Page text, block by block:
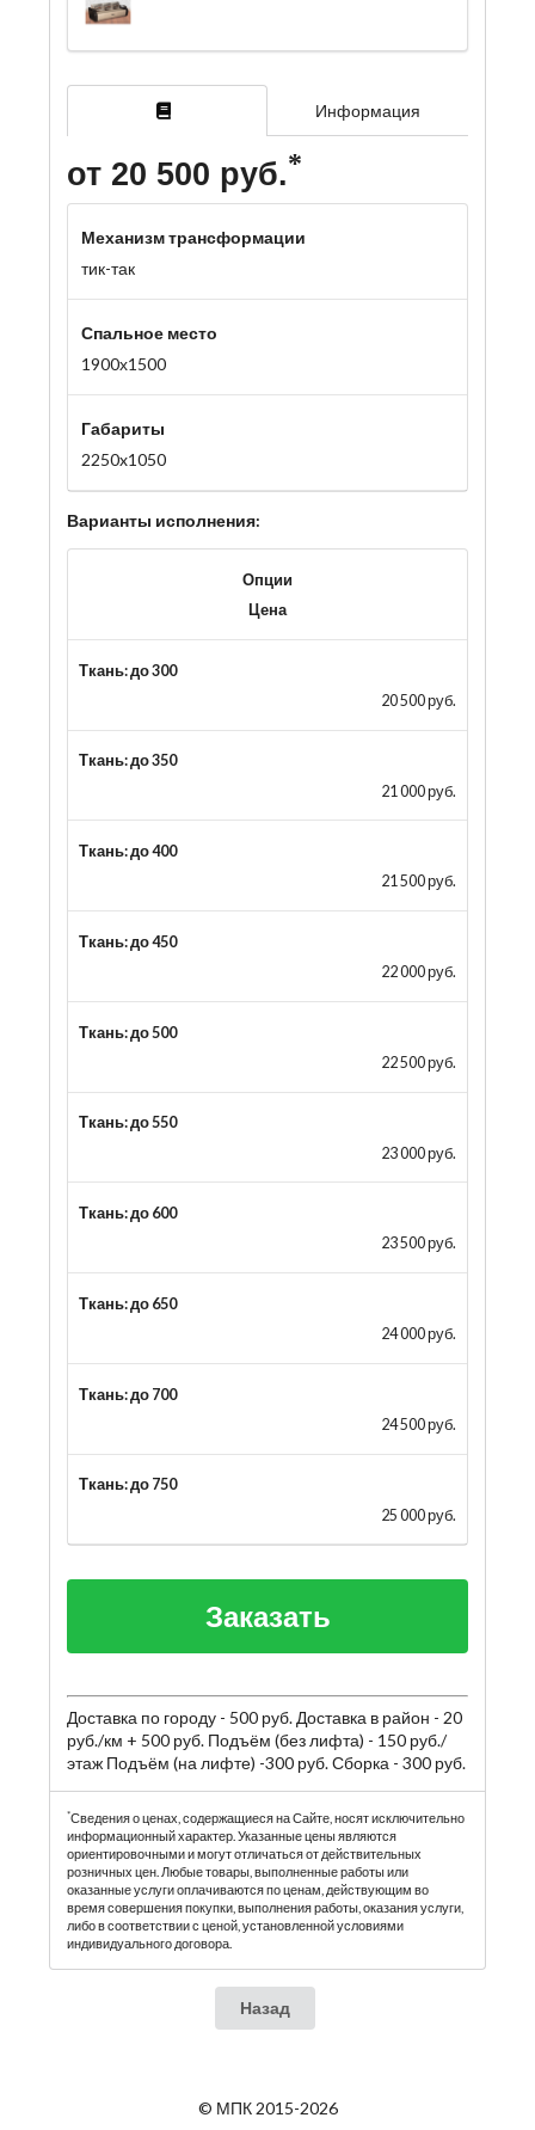
Информация
от 20 500 руб.
Механизм трансформации
тик-так
Спальное место
1900х1500
Габариты
2250x1050
Варианты исполнения:
Опции
Цена
Ткань: до 300
20 500 руб.
Ткань: до 350
21 000 руб.
Ткань: до 400
21 500 руб.
Ткань: до 450
22 000 руб.
Ткань: до 500
22 500 руб.
Ткань: до 550
23 000 руб.
Ткань: до 600
23 500 руб.
Ткань: до 650
24 000 руб.
Ткань: до 700
24 500 руб.
Ткань: до 750
25 000 руб.
Заказать
Доставка по городу - 500 руб. Доставка в район - 20
руб./км + 500 руб. Подъём (без лифта) - 150 руб./
этаж Подъём (на лифте) -300 руб. Сборка - 300 руб.
*Сведения о ценах, содержащиеся на Сайте, носят исключительно
информационный характер. Указанные цены являются
ориентировочными и могут отличаться от действительных
розничных цен. Любые товары, выполненные работы или
оказанные услуги оплачиваются по ценам, действующим во
время совершения покупки, выполнения работы, оказания услуги,
либо в соответствии с ценой, установленной условиями
индивидуального договора.
Назад
© МПК 2015-2026